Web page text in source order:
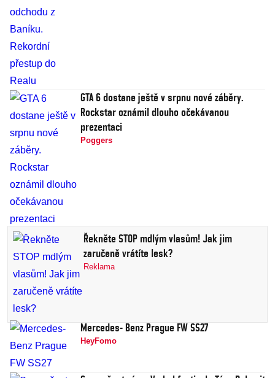
GTA 6 dostane ještě v srpnu nové záběry.
Rockstar oznámil dlouho očekávanou
prezentaci
Poggers
Řekněte STOP mdlým vlasům! Jak jim
zaručeně vrátíte lesk?
Reklama
Mercedes- Benz Prague FW SS27
HeyFomo